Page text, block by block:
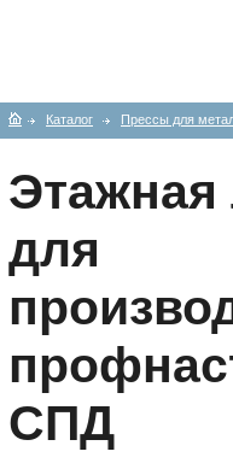
Каталог Прессы для
Этажная
для
СПД